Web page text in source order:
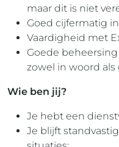
maar dit is niet
Goed cijfermatig
Vaardigheid met
Goede
zowel in woord als
Wie ben jij?
Je hebt een
Je blijft